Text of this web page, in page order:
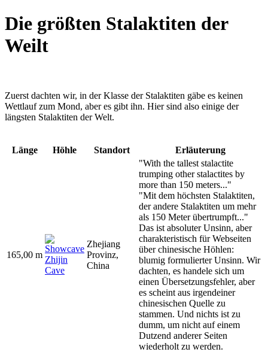
Die größten Stalaktiten der
Weilt
Zuerst dachten wir, in der Klasse der Stalaktiten gäbe es keinen
Wettlauf zum Mond, aber es gibt ihn. Hier sind also einige der
längsten Stalaktiten der Welt.
Länge Höhle Standort Erläuterung
165,00 m Zhijin
Cave
Zhejiang
Provinz,
China
"With the tallest stalactite
trumping other stalactites by
more than 150 meters..."
"Mit dem höchsten Stalaktiten,
der andere Stalaktiten um mehr
als 150 Meter übertrumpft..."
Das ist absoluter Unsinn, aber
charakteristisch für Webseiten
über chinesische Höhlen:
blumig formulierter Unsinn. Wir
dachten, es handele sich um
einen Übersetzungsfehler, aber
es scheint aus irgendeiner
chinesischen Quelle zu
stammen. Und nichts ist zu
dumm, um nicht auf einem
Dutzend anderer Seiten
wiederholt zu werden.